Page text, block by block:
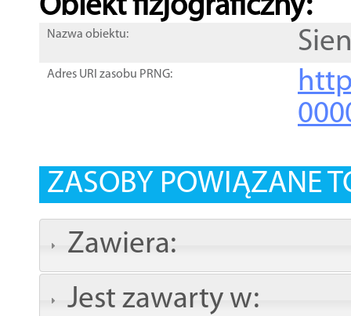
Obiekt fizjograficzny:
Nazwa obiektu:
Adres URI zasobu PRNG:
ZASOBY POWIĄZANE
Zawiera:
Jest zawarty w: